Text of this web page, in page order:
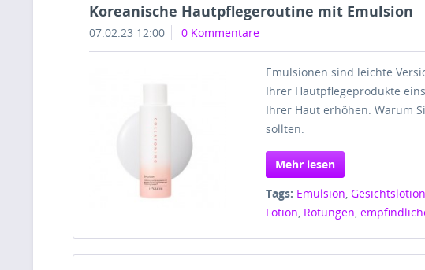
Koreanische Hautpflegeroutine mit Emulsion
07.02.23 12:00 0 Kommentare
Emulsionen sind leichte
Ihrer Hautpflegeprodukte
Ihrer Haut erhöhen. Warum
sollten.
Mehr lesen
Tags: Emulsion ,Gesichtslotion
Lotion Rötungen ,